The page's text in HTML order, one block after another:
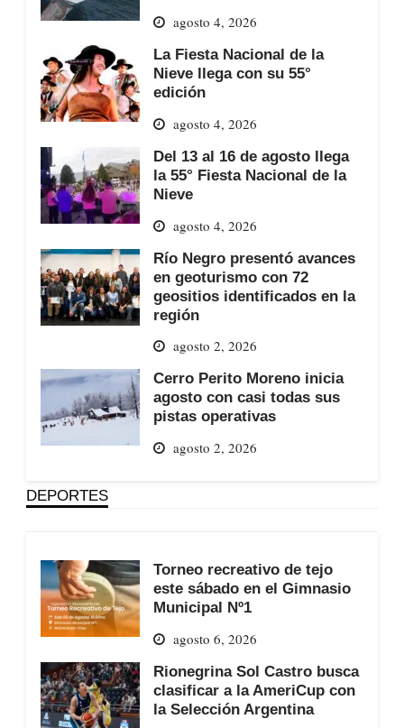
agosto 4, 2026
La Fiesta Nacional de la
Nieve llega con su 55°
edición
agosto 4, 2026
Del 13 al 16 de agosto llega
la 55° Fiesta Nacional de la
Nieve
agosto 4, 2026
Río Negro presentó avances
en geoturismo con 72
geositios identificados en la
región
agosto 2, 2026
Cerro Perito Moreno inicia
agosto con casi todas sus
pistas operativas
agosto 2, 2026
DEPORTES
Torneo recreativo de tejo
este sábado en el Gimnasio
Municipal Nº1
agosto 6, 2026
Rionegrina Sol Castro busca
clasificar a la AmeriCup con
la Selección Argentina